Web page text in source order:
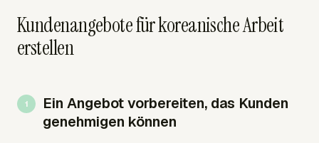
Kundenangebote für koreanische Arbeit
erstellen
Ein Angebot vorbereiten, das Kunden
genehmigen können